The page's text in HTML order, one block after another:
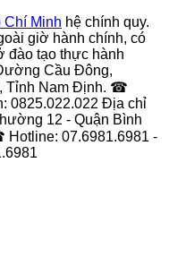
Chí Minh hệ chính quy.
giờ hành chính, có
đào tạo thực hành
Cầu Đông,
Tỉnh Nam Định. ☎
0825.022.022 Địa chỉ
12 - Quận Bình
07.6981.6981 -